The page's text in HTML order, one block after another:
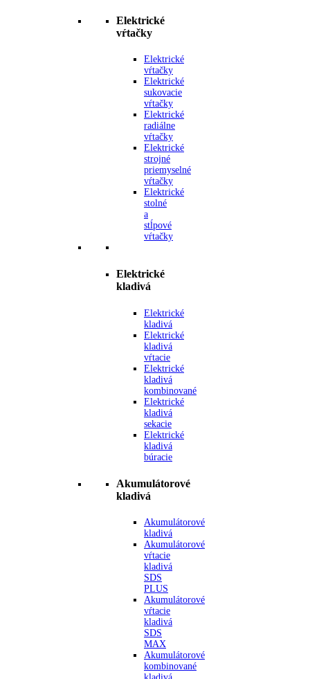
Elektrické
vŕtačky
Elektrické
vŕtačky
Elektrické
sukovacie
vŕtačky
Elektrické
radiálne
vŕtačky
Elektrické
strojné
priemyselné
vŕtačky
Elektrické
stolné
a
stĺpové
vŕtačky
Elektrické
kladivá
Elektrické
kladivá
Elektrické
kladivá
vŕtacie
Elektrické
kladivá
kombinované
Elektrické
kladivá
sekacie
Elektrické
kladivá
búracie
Akumulátorové
kladivá
Akumulátorové
kladivá
Akumulátorové
vŕtacie
kladivá
SDS
PLUS
Akumulátorové
vŕtacie
kladivá
SDS
MAX
Akumulátorové
kombinované